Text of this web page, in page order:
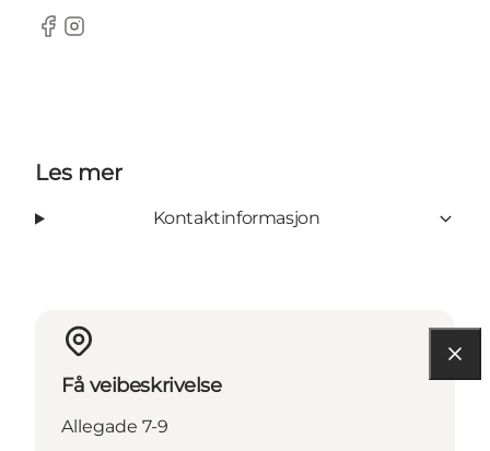
Facebook
Instagram
Les mer
Kontaktinformasjon
Få veibeskrivelse
Allegade 7-9